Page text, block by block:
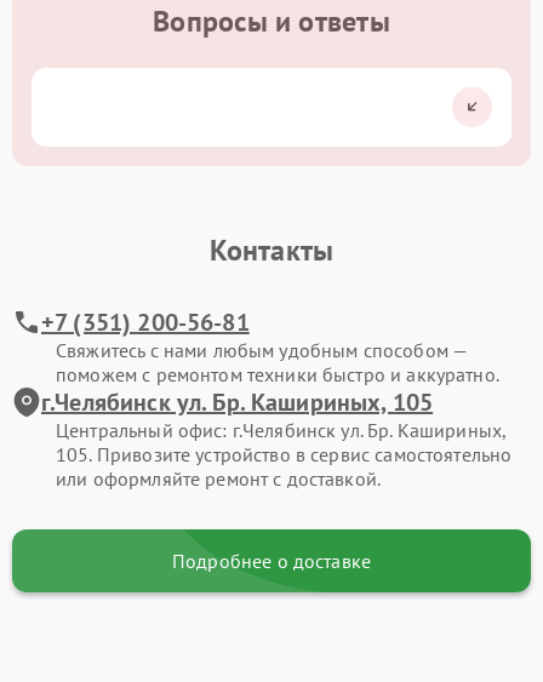
Вопросы и ответы
Контакты
+7 (351) 200-56-81
Свяжитесь с нами любым удобным способом —
поможем с ремонтом техники быстро и аккуратно.
г.Челябинск ул. Бр. Кашириных, 105
Центральный офис: г.Челябинск ул. Бр. Кашириных,
105. Привозите устройство в сервис самостоятельно
или оформляйте ремонт с доставкой.
Подробнее о доставке